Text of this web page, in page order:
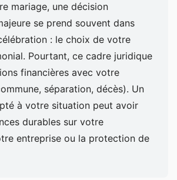
mariage, une décision
se prend souvent dans
: le choix de votre
Pourtant, ce cadre juridique
financières avec votre
séparation, décès). Un
à votre situation peut avoir
durables sur votre
entreprise ou la protection de